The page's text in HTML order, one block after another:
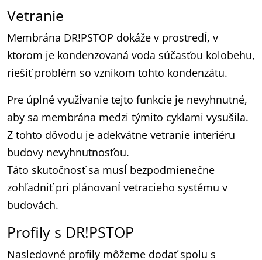
Vetranie
Membrána DR!PSTOP dokáže v prostredÍ, v
ktorom je kondenzovaná voda súčasťou kolobehu,
riešiť problém so vznikom tohto kondenzátu.
Pre úplné využÍvanie tejto funkcie je nevyhnutné,
aby sa membrána medzi týmito cyklami vysušila.
Z tohto dôvodu je adekvátne vetranie interiéru
budovy nevyhnutnosťou.
Táto skutočnosť sa musÍ bezpodmienečne
zohľadniť pri plánovanÍ vetracieho systému v
budovách.
Profily s DR!PSTOP
Nasledovné profily môžeme dodať spolu s